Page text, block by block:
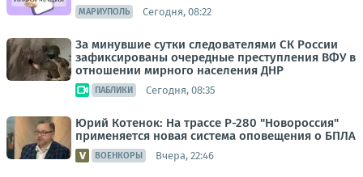
МАРИУПОЛЬ Сегодня, 08:22
За минувшие сутки следователями СК России
зафиксированы очередные преступления ВФУ в
отношении мирного населения ДНР
ПАБЛИКИ Сегодня, 08:35
Юрий Котенок: На трассе Р-280 "Новороссия"
применяется новая система оповещения о БПЛА
ВОЕНКОРЫ Вчера, 22:46